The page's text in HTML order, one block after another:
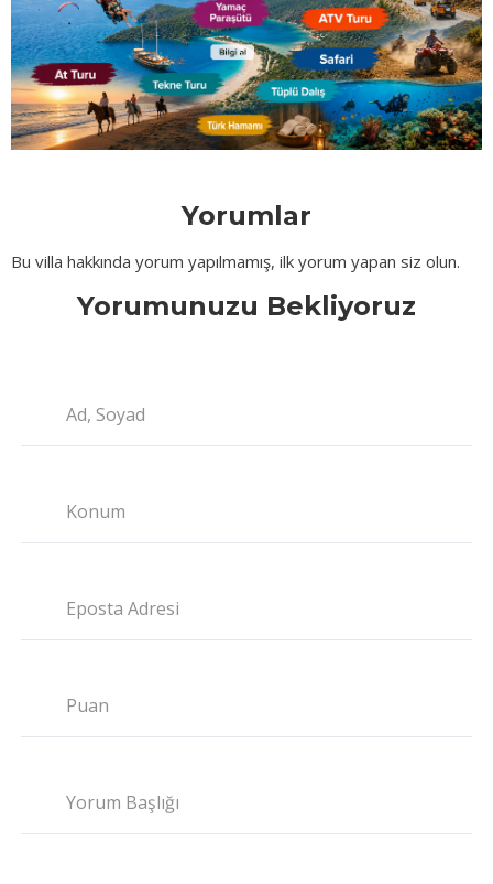
Yorumlar
Bu villa hakkında yorum yapılmamış, ilk yorum yapan siz olun.
Yorumunuzu Bekliyoruz
Ad, Soyad
Konum
Eposta Adresi
Puan
Yorum Başlığı